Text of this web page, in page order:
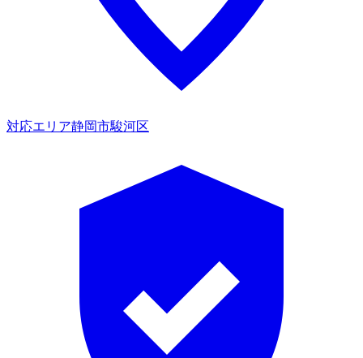
対応エリア静岡市駿河区